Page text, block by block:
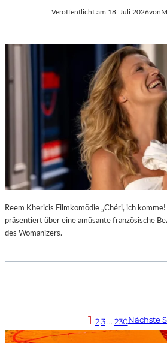
Veröffentlicht am:18. Juli 2026von
Reem Khericis Filmkomödie „Chéri, ich
präsentiert über eine amüsante französische
des Womanizers.
1 2 3 … 230Nächste